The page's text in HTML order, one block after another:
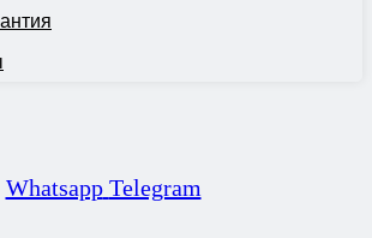
Whatsapp Telegram